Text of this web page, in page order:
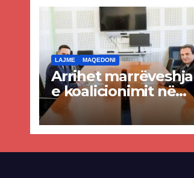
LAJME MAQEDONI
Arrihet marrëveshja
e koalicionimit në
parim mes Kurtit
dhe Abdixhikut